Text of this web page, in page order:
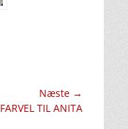
Næste →
FARVEL TIL ANITA